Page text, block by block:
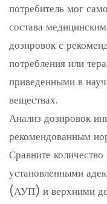
потребитель мог
состава
дозировок с
потребления или
приведенными в
веществах.
Анализ дозировок
рекомендованным
Сравните
установленными
(АУП) и верхними